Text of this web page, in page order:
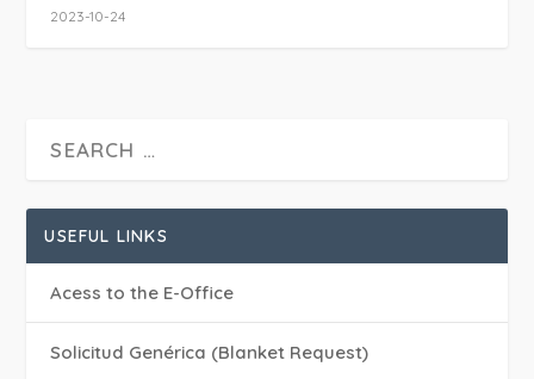
2023-10-24
USEFUL LINKS
Acess to the E-Office
Solicitud Genérica (Blanket Request)